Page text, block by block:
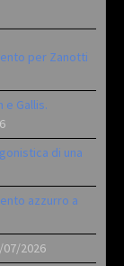
per Zanotti
e Gallis.
di una
azzurro a
07/2026